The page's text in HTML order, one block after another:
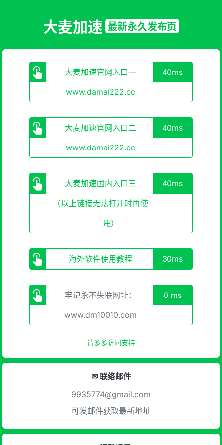
大麦加速 最新永久发布页
40ms
大麦加速官网入口一
www.damai222.cc
40ms
大麦加速官网入口二
www.damai222.cc
40ms
大麦加速国内入口三
（以上链接无法打开时再使
用）
30ms
海外软件使用教程
0 ms
牢记永不失联网址：
www.dm10010.com
请多多访问支持
✉ 联络邮件
9935774@gmail.com
可发邮件获取最新地址